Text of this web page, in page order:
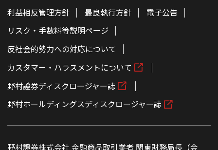
利益相反管理方針
最良執行方針
電子公告
リスク・手数料等説明ページ
反社会的勢力への対応について
カスタマー・ハラスメントについて
野村證券ディスクロージャー誌
野村ホールディングスディスクロージャー誌
野村證券株式会社 金融商品取引業者 関東財務局長（金